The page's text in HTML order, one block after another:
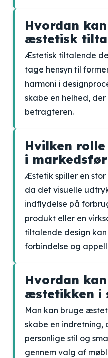
Hvordan
æstetisk
Æstetisk tiltalende
tage hensyn til
harmoni i
skabe en helhed,
betragteren.
Hvilken
i
Æstetik spiller en
da det visuelle
indflydelse på
produkt eller en
tiltalende design
forbindelse og
Hvordan
æstetikken i
Man kan bruge
skabe en indretning,
personlige stil og
gennem valg af